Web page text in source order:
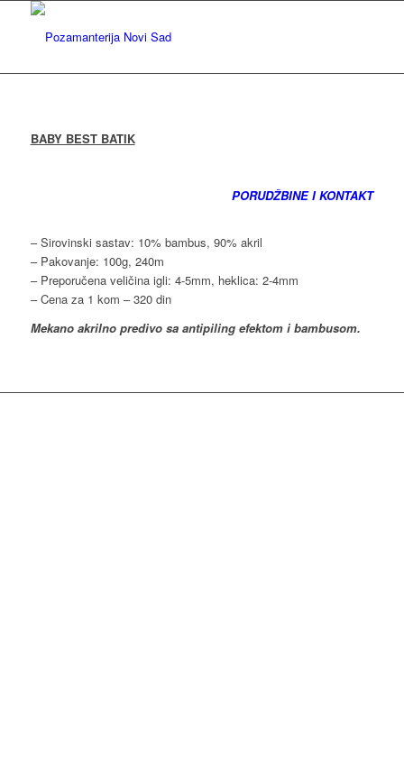
BABY BEST BATIK
PORUDŽBINE I KONTAKT
– Sirovinski sastav: 10% bambus, 90% akril
– Pakovanje: 100g, 240m
– Preporučena veličina igli: 4-5mm, heklica: 2-4mm
– Cena za 1 kom – 320 din
Mekano akrilno predivo sa antipiling efektom i bambusom.